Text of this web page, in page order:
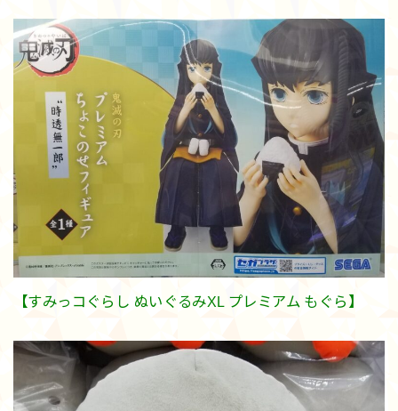
【すみっコぐらし ぬいぐるみXL プレミアム もぐら】